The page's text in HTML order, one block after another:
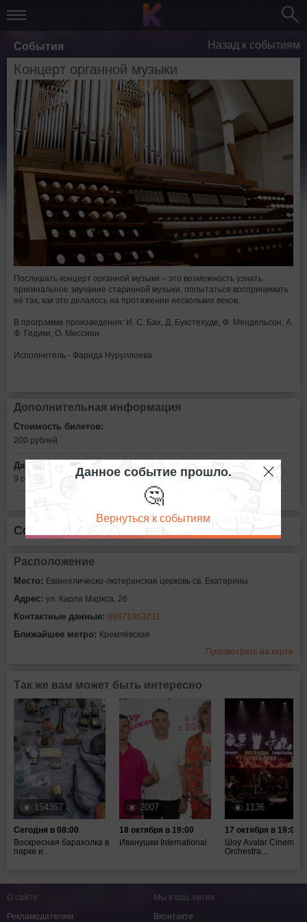
События Назад к событиям
Концерт органной музыки
Послушать концерт органной музыки – это возможность узнать
оригинальное звучание старинной музыки, попытаться воспринимать
её так, как это делалось на протяжении нескольких веков.
В программе произведения: И. С. Бах, Д. Букстехуде, Ф. Мендельсон, А.
Ф. Гедике, О. Мессиан.
Исполнитель - Фарида Нуруллоева
Дополнительная информация
Стоимость билетов:
200 рублей
Дата:
9 сентября в 17:00
Сообщить об ошибке
Расположение
Место: Евангелическо-лютеранская церковь св. Екатерины
Адрес: ул. Карла Маркса, 26
Контактные данные: 89871863231
Ближайшее метро: Кремлёвская
Просмотреть на карте
Так же вам может быть интересно
154357
Сегодня в 08:00
Воскресная барахолка в
парке и...
2007
18 октября в 19:00
Иванушки International
1136
17 октября в 19:00
Шоу Avatar Cinematic
Orchestra...
Данное событие прошло.
🤔
Вернуться к событиям
О сайте
Рекламодателям
Мы в соц. сетях
Вконтакте